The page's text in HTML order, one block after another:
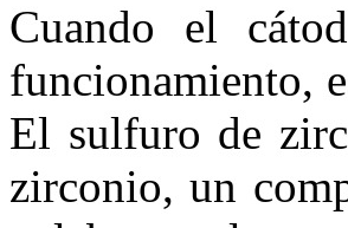
Cuando el
funcionamiento,
El sulfuro de
zirconio, un